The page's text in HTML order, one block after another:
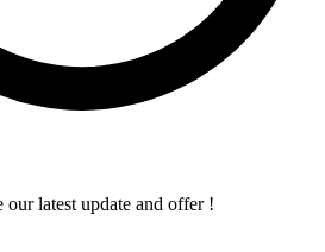
latest update and offer !